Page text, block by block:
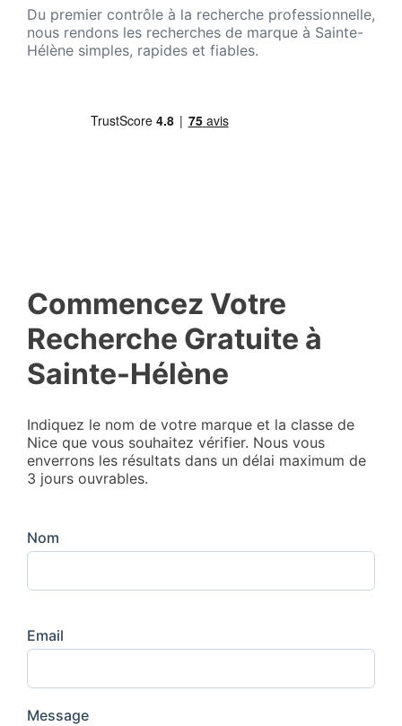
Du premier contrôle à la recherche professionnelle,
nous rendons les recherches de marque à Sainte-
Hélène simples, rapides et fiables.
Commencez Votre
Recherche Gratuite à
Sainte-Hélène
Indiquez le nom de votre marque et la classe de
Nice que vous souhaitez vérifier. Nous vous
enverrons les résultats dans un délai maximum de
3 jours ouvrables.
Nom
Email
Message